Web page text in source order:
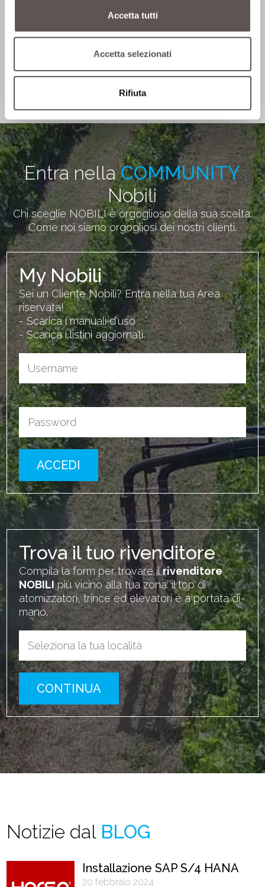
Accetta tutti
Accetta selezionati
Rifiuta
4 - 7 Febbraio 2026
Fieragricola Verona 2026
Verona (VR)
Entra nellaCOMMUNITY
Nobili
Chi sceglie NOBILI è orgoglioso della sua scelta.
Come noi siamo orgogliosi dei nostri clienti.
My Nobili
Sei un Cliente Nobili? Entra nella tua Area
riservata!
- Scarica i manuali d'uso
- Scarica i listini aggiornati
Trova il tuo rivenditore
Compila la form per trovare ilrivenditore
NOBILIpiù vicino alla tua zona: il top di
atomizzatori, trince ed elevatori è a portata di
mano.
Notizie dal BLOG
Installazione SAP S/4 HANA
20 febbraio 2024